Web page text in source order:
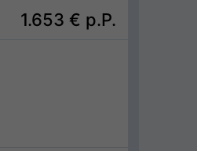
1.653 € p.P.